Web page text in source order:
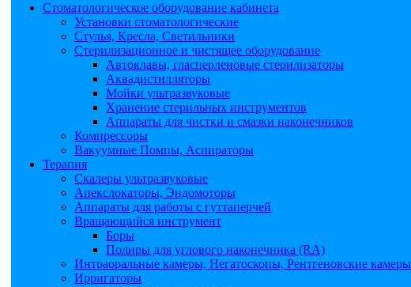
Стоматологическое оборудование кабинета
Установки стоматологические
Стулья, Кресла, Светильники
Стерилизационное и чистящее оборудование
Автоклавы, гласперленовые стерилизаторы
Аквадистилляторы
Мойки ультразвуковые
Хранение стерильных инструментов
Аппараты для чистки и смазки наконечников
Компрессоры
Вакуумные Помпы, Аспираторы
Терапия
Скалеры ультразвуковые
Апекслокаторы, Эндомоторы
Аппараты для работы с гуттаперчей
Вращающийся инструмент
Боры
Полиры для углового наконечника (RA)
Интраоральные камеры, Негатоскопы, Рентгеновские камеры
Ирригаторы